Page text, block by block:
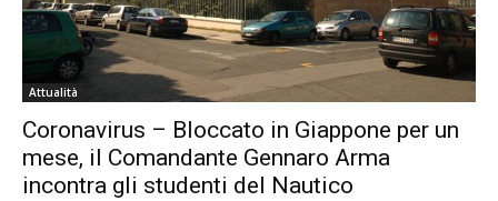
Attualità
Coronavirus – Bloccato in Giappone per un
mese, il Comandante Gennaro Arma
incontra gli studenti del Nautico